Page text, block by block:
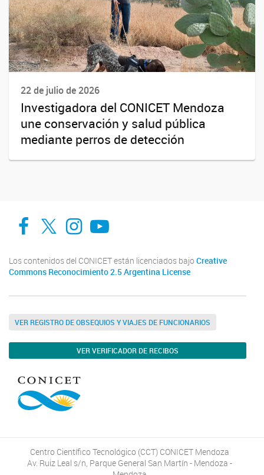
22 de julio de 2026
Investigadora del CONICET Mendoza
une conservación y salud pública
mediante perros de detección
Facebook
Twitter
Instagram
Youtube
Los contenidos del CONICET están licenciados bajo Creative
Commons Reconocimiento 2.5 Argentina License
VER REGISTRO DE OBSEQUIOS Y VIAJES DE FUNCIONARIOS
VER VERIFICADOR DE RECIBOS
Centro Científico Tecnológico (CCT) CONICET Mendoza
Av. Ruiz Leal s/n, Parque General San Martín - Mendoza -